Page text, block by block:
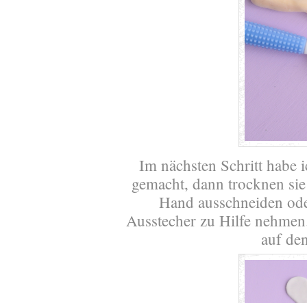
Im nächsten Schritt habe
gemacht, dann trocknen
Hand ausschneiden
Ausstecher zu Hilfe
auf